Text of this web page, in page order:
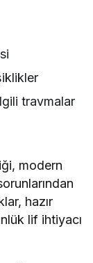
travmalar
modern
hazır
lif ihtiyacı